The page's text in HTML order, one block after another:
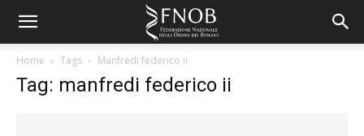
Home Tags Manfredi federico ii
Tag: manfredi federico ii